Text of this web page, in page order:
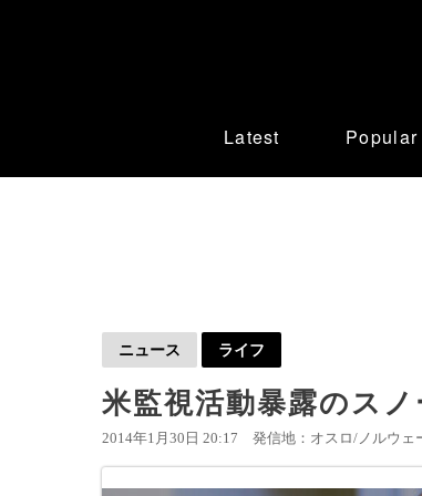
Latest Popular
ニュース ライフ
米監視活動暴露のス
2014年1月30日 20:17 発信地：オスロ/ノルウェ